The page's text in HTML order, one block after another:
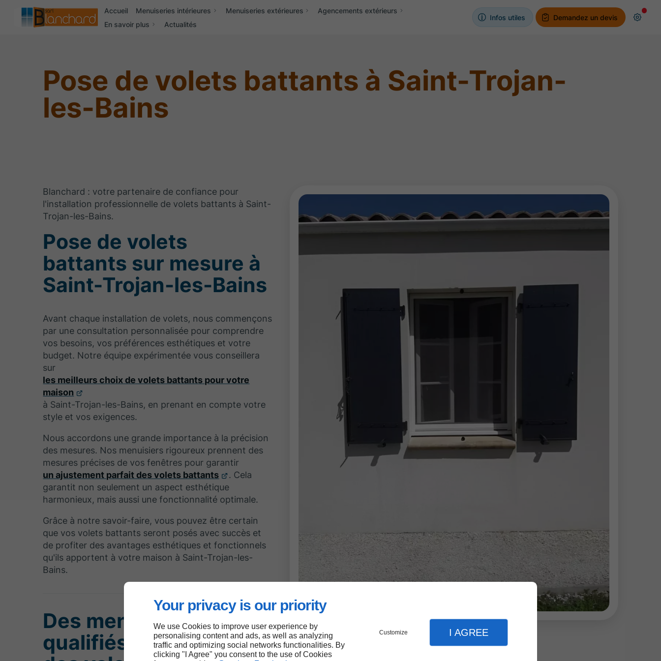
Your privacy is our priority
We use Cookies to improve user experience by
personalising content and ads, as well as analyzing
traffic and optimizing social networks functionalities. By
clicking "I Agree" you consent to the use of Cookies
Customize I AGREE
Accueil Menuiseries intérieures Menuiseries extérieures
Agencements extérieurs
En savoir plus
Actualités
Infos utiles Demandez un devis
Pose de volets battants à Saint-Trojan-
les-Bains
Blanchard : votre partenaire de confiance pour
l'installation professionnelle de volets battants à Saint-
Trojan-les-Bains.
Pose de volets
battants sur mesure à
Saint-Trojan-les-Bains
Avant chaque installation de volets, nous commençons
par une consultation personnalisée pour comprendre
vos besoins, vos préférences esthétiques et votre
budget. Notre équipe expérimentée vous conseillera
sur
les meilleurs choix de volets battants pour votre
maison
à Saint-Trojan-les-Bains, en prenant en compte votre
style et vos exigences.
Nous accordons une grande importance à la précision
des mesures. Nos menuisiers rigoureux prennent des
mesures précises de vos fenêtres pour garantir
un ajustement parfait des volets battants
. Cela
garantit non seulement un aspect esthétique
harmonieux, mais aussi une fonctionnalité optimale.
Grâce à notre savoir-faire, vous pouvez être certain
que vos volets battants seront posés avec succès et
de profiter des avantages esthétiques et fonctionnels
qu'ils apportent à votre maison à Saint-Trojan-les-
Bains.
Des menuisiers
qualifiés pour poser